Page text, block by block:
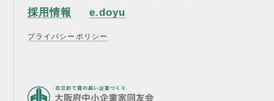
採用情報
e.doyu
プライバシーポリシー